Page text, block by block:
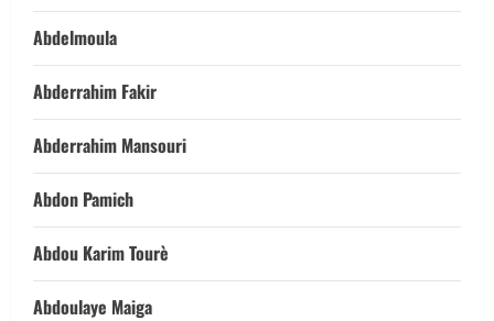
Abdelmoula
Abderrahim Fakir
Abderrahim Mansouri
Abdon Pamich
Abdou Karim Tourè
Abdoulaye Maiga